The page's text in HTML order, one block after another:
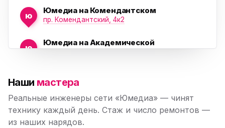
ю
Юмедиа на Комендантском
пр. Комендантский, 4к2
ю
Юмедиа на Академической
ю Морская набережная, 35
ю
Юмедиа на Наставников
пр. Наставников 35
Наши мастера
Реальные инженеры сети «Юмедиа» — чинят
технику каждый день. Стаж и число ремонтов —
из наших нарядов.